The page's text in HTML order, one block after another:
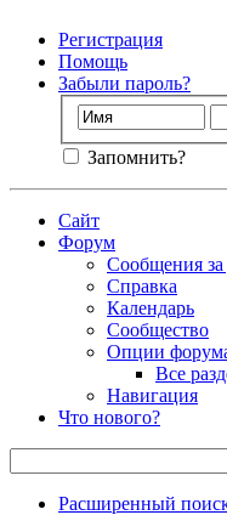
Регистрация
Помощь
Забыли пароль?
Запомнить?
Сайт
Форум
Сообщения за
Справка
Календарь
Сообщество
Опции
Все
Навигация
Что нового?
Расширенный